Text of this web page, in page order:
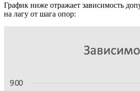
График ниже отражает зависимость
на лагу от шага опор: